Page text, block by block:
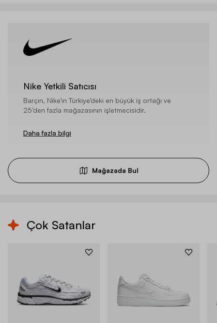
Nike Yetkili Satıcısı
Barçın, Nike’ın Türkiye’deki en büyük iş ortağı ve
25’den fazla mağazasının işletmecisidir.
Daha fazla bilgi
Mağazada Bul
Çok Satanlar